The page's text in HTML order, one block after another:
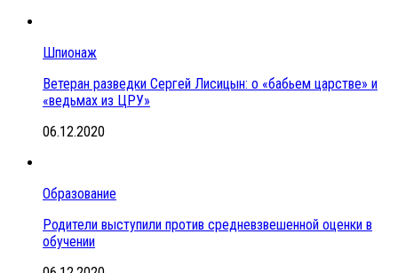
Шпионаж
Ветеран разведки Сергей Лисицын: о «бабьем царстве» и
«ведьмах из ЦРУ»
06.12.2020
Образование
Родители выступили против средневзвешенной оценки в
обучении